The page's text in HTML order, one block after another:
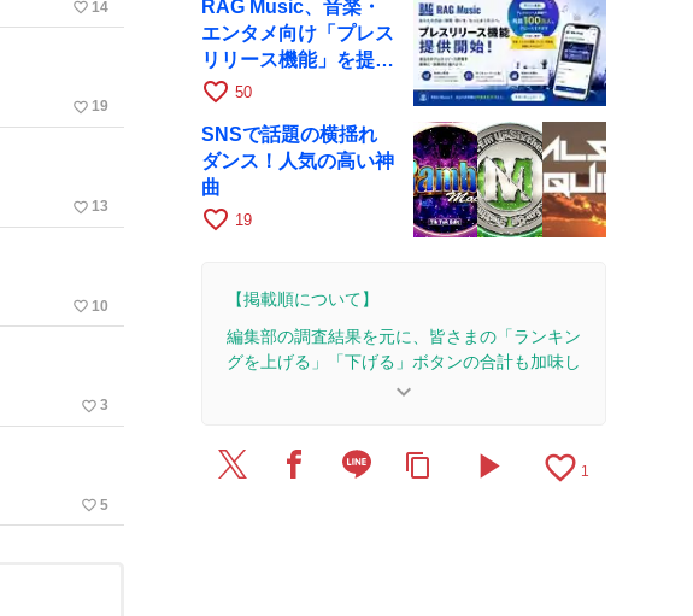
favorite_border 14
favorite_border 19
favorite_border 13
favorite_border 10
favorite_border 3
favorite_border 5
RAG Music、音楽・
エンタメ向け「プレス
リリース機能」を提供
開始
favorite_border 50
SNSで話題の横揺れ
ダンス！人気の高い神
曲
favorite_border 19
【掲載順について】
編集部の調査結果を元に、皆さまの「ランキン
グを上げる」「下げる」ボタンの合計も加味し
2024/10/18：15本のレビューを追加・更新して、
keyboard_arrow_down
content_copy play_arrow favorite_border 1